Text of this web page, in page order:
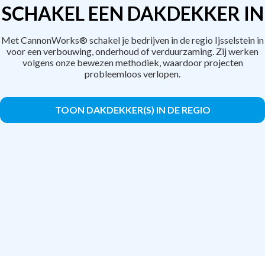
SCHAKEL EEN DAKDEKKER IN
Met CannonWorks® schakel je bedrijven in de regio Ijsselstein in
voor een verbouwing, onderhoud of verduurzaming. Zij werken
volgens onze bewezen methodiek, waardoor projecten
probleemloos verlopen.
TOON DAKDEKKER(S) IN DE REGIO